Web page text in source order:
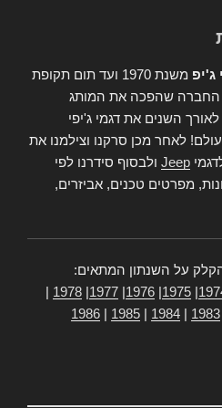
ג'יפ
משנת 1970 ועד תום תקופת
החברה שהפכה את המותג
לאורך השנים את דגמי ג'יפי
לאחר מכן סרקנו וצילמנו את
Jeep ולבסוף סידרנו לפי
מפרטים טכנים, אביזרים,
על השנתון המתאים:
1975
1976
1977
1978
1983
1984
1985
1986